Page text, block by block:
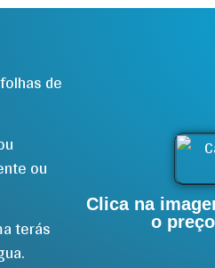
de
ou
terás
Clica na
o